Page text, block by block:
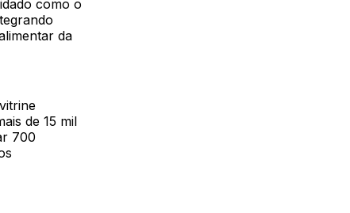
como o
da
de 15 mil
700